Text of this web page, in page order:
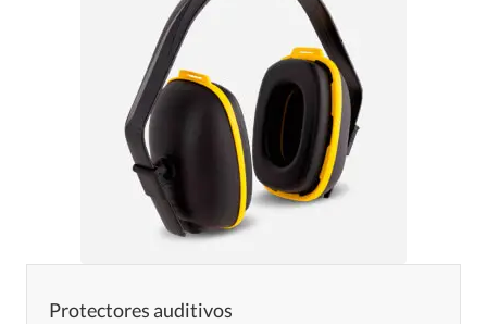
Protectores auditivos